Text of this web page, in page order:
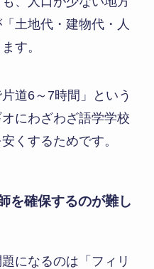
土地代・建物代・人
す。
道6～7時間」という
にわざわざ語学学校
くするためです。
を確保するのが難し
になるのは「フィリ